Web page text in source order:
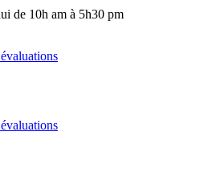
de 10h am à 5h30 pm